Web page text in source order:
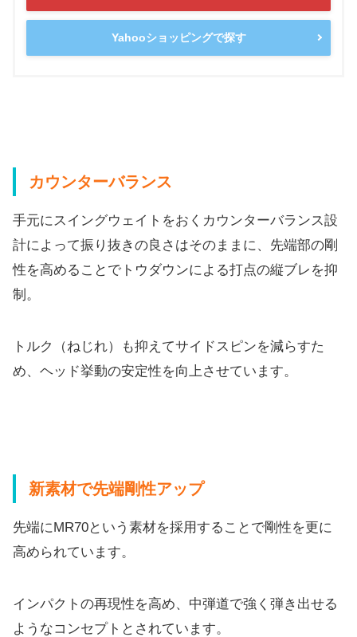
Yahooショッピングで探す
カウンターバランス
手元にスイングウェイトをおくカウンターバランス設
計によって振 り抜きの良さはそのままに、 先端部の剛
性を高めることでトウダウンによる打点の縦ブレを抑
制 。
トルク（ねじれ）も抑えてサイドスピンを減らすた
め、 ヘッド挙動の安定性を向上させています。
新素材で先端剛性アップ
先端にMR70という素材を採用することで剛性を更に
高められています。
インパクトの再現性を高め、 中弾道で強く弾き出せる
ようなコンセプトとされています。